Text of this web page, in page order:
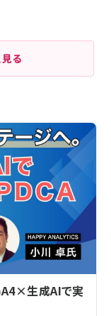
る
生成AIで実